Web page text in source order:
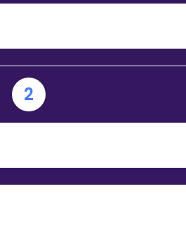
Inviter en venn
2